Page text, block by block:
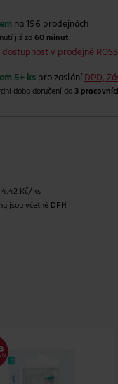
na 196 prodejnách
již za60 minut
v prodejně
5+ ks pro zaslání DPD,
doba doručení do 3
4.42 Kč/ks
jsou včetně DPH